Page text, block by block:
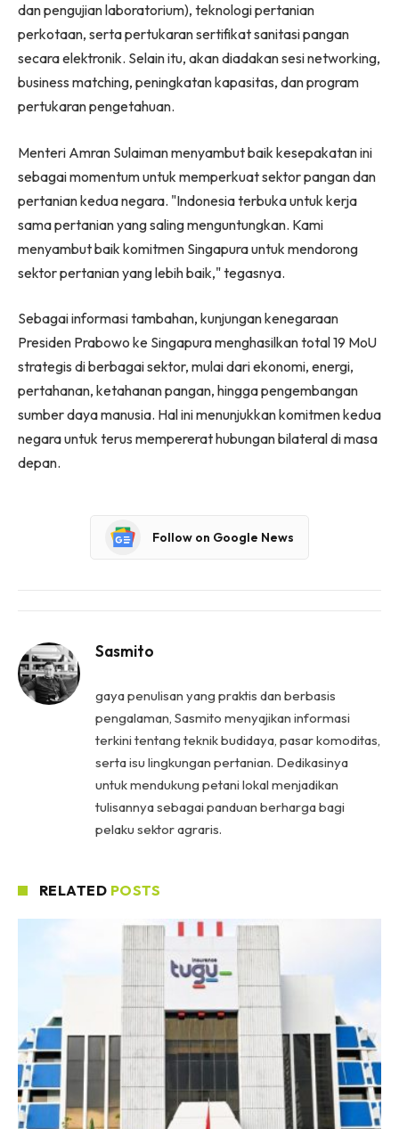
dan pengujian laboratorium), teknologi pertanian
perkotaan, serta pertukaran sertifikat sanitasi pangan
secara elektronik. Selain itu, akan diadakan sesi networking,
business matching, peningkatan kapasitas, dan program
pertukaran pengetahuan.
Menteri Amran Sulaiman menyambut baik kesepakatan ini
sebagai momentum untuk memperkuat sektor pangan dan
pertanian kedua negara. "Indonesia terbuka untuk kerja
sama pertanian yang saling menguntungkan. Kami
menyambut baik komitmen Singapura untuk mendorong
sektor pertanian yang lebih baik," tegasnya.
Sebagai informasi tambahan, kunjungan kenegaraan
Presiden Prabowo ke Singapura menghasilkan total 19 MoU
strategis di berbagai sektor, mulai dari ekonomi, energi,
pertahanan, ketahanan pangan, hingga pengembangan
sumber daya manusia. Hal ini menunjukkan komitmen kedua
negara untuk terus mempererat hubungan bilateral di masa
depan.
Follow on Google News
Sasmito
gaya penulisan yang praktis dan berbasis
pengalaman, Sasmito menyajikan informasi
terkini tentang teknik budidaya, pasar komoditas,
serta isu lingkungan pertanian. Dedikasinya
untuk mendukung petani lokal menjadikan
tulisannya sebagai panduan berharga bagi
pelaku sektor agraris.
RELATED POSTS